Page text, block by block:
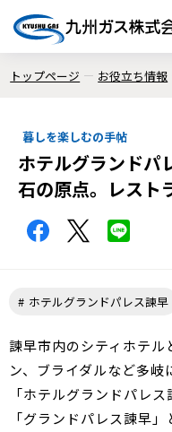
トップページ お役立ち情報
暮しを楽しむの手帖
ホテルグランドパ
石の原点。レスト
ホテルグランドパレス諫早
諫早市内のシティホテル
ン、ブライダルなど多岐
「ホテルグランドパレ
「グランドパレス諫早